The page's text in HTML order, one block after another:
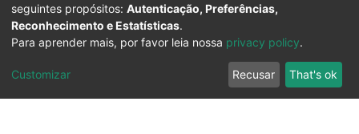
seguintes propósitos: Autenticação, Preferências,
Reconhecimento e Estatísticas.
Para aprender mais, por favor leia nossa privacy policy.
Customizar Recusar That's ok